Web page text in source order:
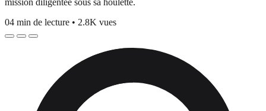
04 min de lecture • 2.8K vues